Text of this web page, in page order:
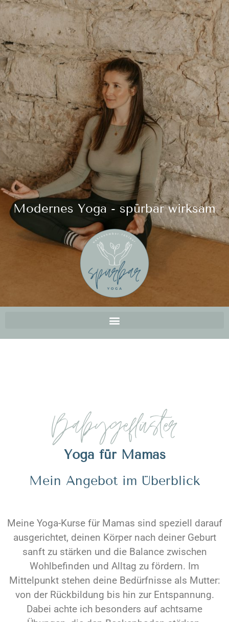
Modernes Yoga - spürbar wirksam
Babygeflüster
Yoga für Mamas
Mein Angebot im Überblick
Meine Yoga-Kurse für Mamas sind speziell darauf
ausgerichtet, deinen Körper nach deiner Geburt
sanft zu stärken und die Balance zwischen
Wohlbefinden und Alltag zu fördern. Im
Mittelpunkt stehen deine Bedürfnisse als Mutter:
von der Rückbildung bis hin zur Entspannung.
Dabei achte ich besonders auf achtsame